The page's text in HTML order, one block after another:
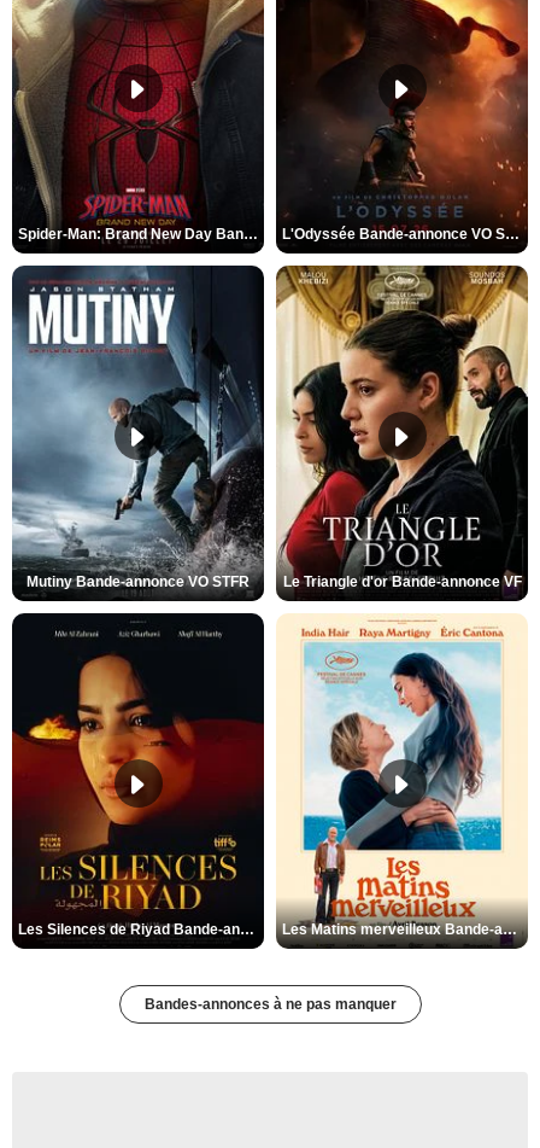
Spider-Man: Brand New Day Bande-annonce VO STFR L'Odyssée Bande-annonce VO STFR
Mutiny Bande-annonce VO STFR Le Triangle d'or Bande-annonce VF
Les Silences de Riyad Bande-annonce VO STFR Les Matins merveilleux Bande-annonce VF
Bandes-annonces à ne pas manquer